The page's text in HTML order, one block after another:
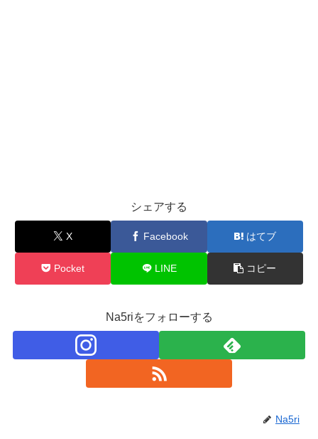
シェアする
X Facebook はてブ
Pocket LINE コピー
Na5riをフォローする
Na5ri